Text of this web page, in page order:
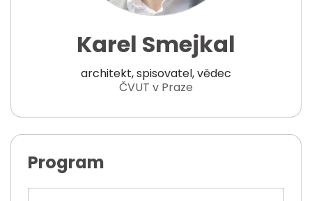
Karel Smejkal
architekt, spisovatel, vědec
ČVUT v Praze
Program